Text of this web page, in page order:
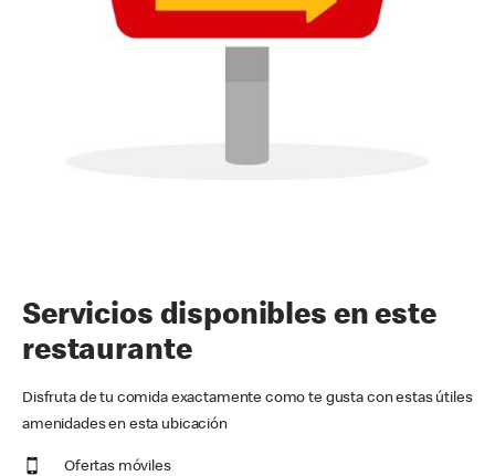
Servicios disponibles en este
restaurante
Disfruta de tu comida exactamente como te gusta con estas útiles
amenidades en esta ubicación
Ofertas móviles